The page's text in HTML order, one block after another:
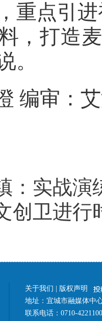
重点引
，打造
。
编审：
：实战
创卫进行
关于我们
版权声明
地址：宜城市融媒体中
联系电话：0710-